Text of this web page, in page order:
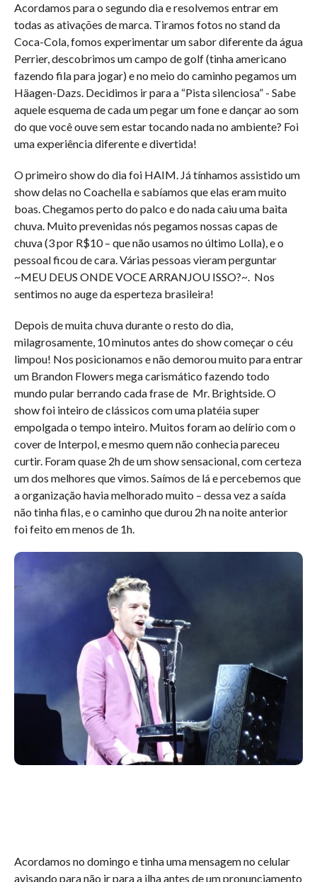
Acordamos para o segundo dia e resolvemos entrar em
todas as ativações de marca. Tiramos fotos no stand da
Coca-Cola, fomos experimentar um sabor diferente da água
Perrier, descobrimos um campo de golf (tinha americano
fazendo fila para jogar) e no meio do caminho pegamos um
Häagen-Dazs. Decidimos ir para a “Pista silenciosa” - Sabe
aquele esquema de cada um pegar um fone e dançar ao som
do que você ouve sem estar tocando nada no ambiente? Foi
uma experiência diferente e divertida!
O primeiro show do dia foi HAIM. Já tínhamos assistido um
show delas no Coachella e sabíamos que elas eram muito
boas. Chegamos perto do palco e do nada caiu uma baita
chuva. Muito prevenidas nós pegamos nossas capas de
chuva (3 por R$10 – que não usamos no último Lolla), e o
pessoal ficou de cara. Várias pessoas vieram perguntar
~MEU DEUS ONDE VOCE ARRANJOU ISSO?~. Nos
sentimos no auge da esperteza brasileira!
Depois de muita chuva durante o resto do dia,
milagrosamente, 10 minutos antes do show começar o céu
limpou! Nos posicionamos e não demorou muito para entrar
um Brandon Flowers mega carismático fazendo todo
mundo pular berrando cada frase de Mr. Brightside. O
show foi inteiro de clássicos com uma platéia super
empolgada o tempo inteiro. Muitos foram ao delírio com o
cover de Interpol, e mesmo quem não conhecia pareceu
curtir. Foram quase 2h de um show sensacional, com certeza
um dos melhores que vimos. Saímos de lá e percebemos que
a organização havia melhorado muito – dessa vez a saída
não tinha filas, e o caminho que durou 2h na noite anterior
foi feito em menos de 1h.
Acordamos no domingo e tinha uma mensagem no celular
avisando para não ir para a ilha antes de um pronunciamento